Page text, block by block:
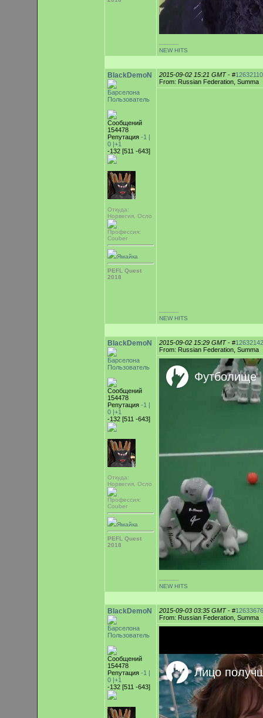
-----------
NEW HITS
BlackDemoN
Барселона
Пользователь
Сообщений
154478
Репутация -1 |
0 |+1
-132 [511 -643]
Откуда:
Норвегия, Осло
Профессия:
Couber
Ямайка
PEFL Quest
2018
2015-09-02 15:21 GMT- #12632110
From: Russian Federation, Summa
-----------
NEW HITS
BlackDemoN
Барселона
Пользователь
Сообщений
154478
Репутация -1 |
0 |+1
-132 [511 -643]
Откуда:
Норвегия, Осло
Профессия:
Couber
Ямайка
PEFL Quest
2018
2015-09-02 15:29 GMT- #12632142
From: Russian Federation, Summa
-----------
NEW HITS
BlackDemoN
Барселона
Пользователь
Сообщений
154478
Репутация -1 |
0 |+1
-132 [511 -643]
2015-09-03 03:35 GMT- #12633676
From: Russian Federation, Summa